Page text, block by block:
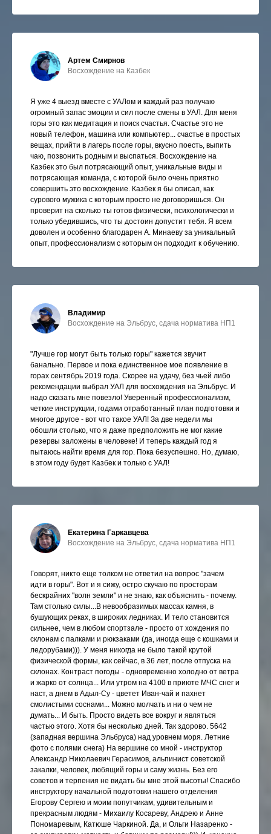
Артем Смирнов
Восхождение на Казбек
Я уже 4 выезд вместе с УАЛом и каждый раз получаю
огромный запас эмоции и сил после смены в УАЛ. Для меня
горы это как медитация и поиск счастья. Счастье это не
новый телефон, машина или компьютер... счастье в простых
вещах, прийти в лагерь после горы, вкусно поесть, выпить
чаю, позвонить родным и выспаться. Восхождение на
Казбек это был потрясающий опыт, уникальные виды и
потрясающая команда, с которой было очень приятно
совершить это восхождение. Казбек я бы описал, как
сурового мужика с которым просто не договоришься. Он
проверит на сколько ты готов физически, психологически и
только убедившись, что ты достоин допустит тебя. Я всем
доволен и особенно благодарен А. Минаеву за уникальный
опыт, профессионализм с которым он подходит к обучению.
Владимир
Восхождение на Эльбрус, сдача норматива НП1
"Лучше гор могут быть только горы" кажется звучит
банально. Первое и пока единственное мое появление в
горах сентябрь 2019 года. Скорее на удачу, без чьей либо
рекомендации выбрал УАЛ для восхождения на Эльбрус. И
надо сказать мне повезло! Уверенный профессионализм,
четкие инструкции, годами отработанный план подготовки и
многое другое - вот что такое УАЛ! За две недели мы
обошли столько, что я даже предположить не мог какие
резервы заложены в человеке! И теперь каждый год я
пытаюсь найти время для гор. Пока безуспешно. Но, думаю,
в этом году будет Казбек и только с УАЛ!
Екатерина Гаркавцева
Восхождение на Эльбрус, сдача норматива НП1
Говорят, никто еще толком не ответил на вопрос "зачем
идти в горы". Вот и я сижу, остро скучаю по просторам
бескрайних "волн земли" и не знаю, как объяснить - почему.
Там столько силы...В невообразимых массах камня, в
бушующих реках, в широких ледниках. И тело становится
сильнее, чем в любом спортзале - просто от хождения по
склонам с палками и рюкзаками (да, иногда еще с кошками и
ледорубами))). У меня никогда не было такой крутой
физической формы, как сейчас, в 36 лет, после отпуска на
склонах. Контраст погоды - одновременно холодно от ветра
и жарко от солнца... Или утром на 4100 в приюте МЧС снег и
наст, а днем в Адыл-Су - цветет Иван-чай и пахнет
смолистыми соснами... Можно молчать и ни о чем не
думать... И быть. Просто видеть все вокруг и являться
частью этого. Хотя бы несколько дней. Так здорово. 5642
(западная вершина Эльбруса) над уровнем моря. Летние
фото с полями снега) На вершине со мной - инструктор
Александр Николаевич Герасимов, альпинист советской
закалки, человек, любящий горы и саму жизнь. Без его
советов и терпения не видать бы мне этой высоты! Спасибо
инструктору начальной подготовки нашего отделения
Егорову Сергею и моим попутчикам, удивительным и
прекрасным людям - Михаилу Косареву, Андрею и Анне
Пономаревым, Катюше Чаркиной. Да, и Ольги Назаренко -